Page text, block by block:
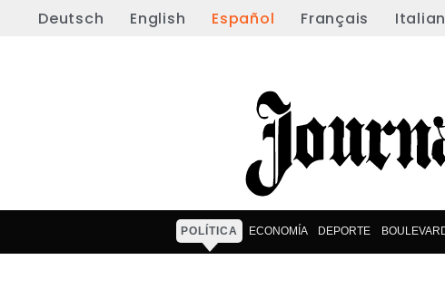
Deutsch English Español Français
POLÍTICA ECONOMÍA DEPORTE